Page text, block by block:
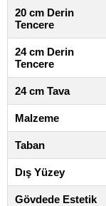
20 cm Derin
Tencere
24 cm Derin
Tencere
24 cm Tava
Malzeme
Taban
Dış Yüzey
Gövdede Estetik